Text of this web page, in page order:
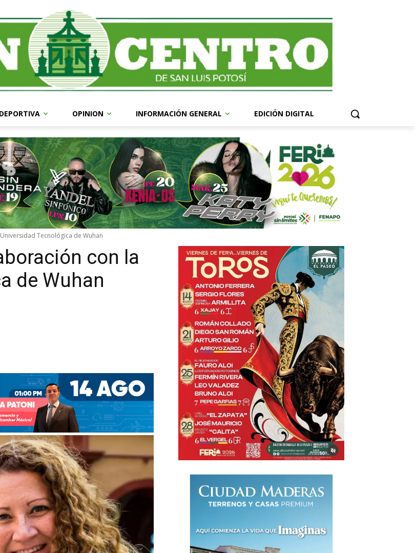
OPINION INFORMACIÓN GENERAL EDICIÓN DIGITAL
Tecnológica de Wuhan
con la
de Wuhan